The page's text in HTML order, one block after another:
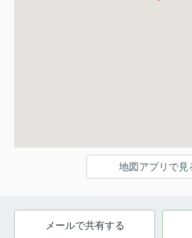
地図アプリで見
メールで共有する